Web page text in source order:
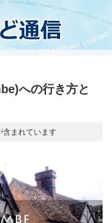
への行き方と
含まれています